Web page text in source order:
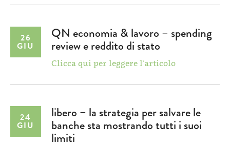
26
GIU
QN economia & lavoro – spending
review e reddito di stato
Clicca qui per leggere l’articolo
24
GIU
libero – la strategia per salvare le
banche sta mostrando tutti i suoi
limiti